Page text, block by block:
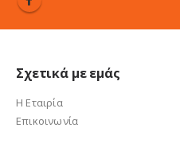
Σχετικά με εμάς
Η Εταιρία
Επικοινωνία